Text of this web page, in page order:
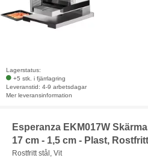
Lagerstatus:
+5 stk. i fjärrlagring
Leveranstid: 4-9 arbetsdagar
Mer leveransinformation
Esperanza EKM017W
17 cm - 1,5 cm - Plast,
Rostfritt stål, Vit